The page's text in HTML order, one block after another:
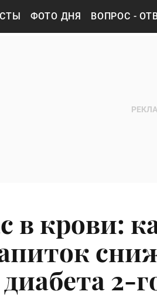
ФОТО ДНЯ ВОПРОС -
в крови:
2-